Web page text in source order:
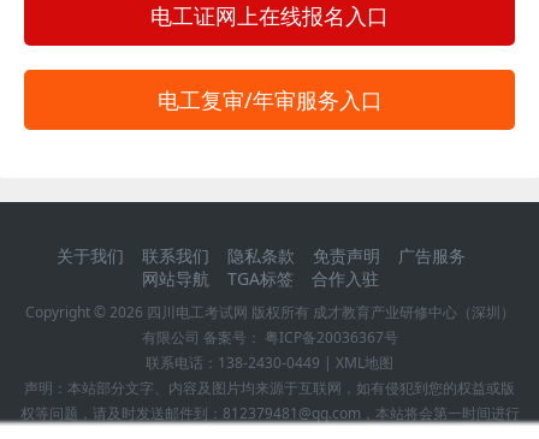
电工证网上在线报名入口
电工复审/年审服务入口
关于我们 联系我们 隐私条款 免责声明
广告服务
网站导航
TGA标签 合作入驻
Copyright © 2026 四川电工考试网 版权所有 成才教育产业研修中心（深圳）
有限公司 备案号： 粤ICP备20036367号
联系电话： 138-2430-0449 | XML地图
声明：本站部分文字、内容及图片均来源于互联网，如有侵犯到您的权益或版
权等问题，请及时发送邮件到：812379481@qq.com，本站将会第一时间进行